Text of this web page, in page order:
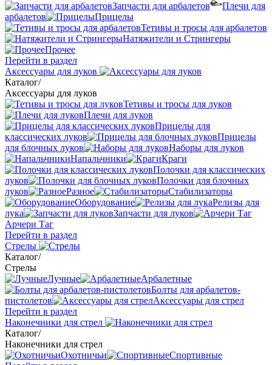
Запчасти для арбалетов
Плечи для
арбалетов
Прицелы
Тетивы и тросы для арбалетов
Натяжители и Стрингеры
Прочее
Перейти в раздел
Аксессуары для луков
Каталог/
Аксессуары для луков
Тетивы и тросы для луков
Плечи для луков
Прицелы для
классических луков
Прицелы
для блочных луков
Наборы для луков
Напальчники
Краги
Полочки для классических
луков
Полочки для блочных
луков
Разное
Стабилизаторы
Оборудование
Релизы для
лука
Запчасти для луков
Арчери Таг
Перейти в раздел
Стрелы
Каталог/
Стрелы
Лучные
Арбалетные
Болты для арбалетов-
пистолетов
Аксессуары для стрел
Перейти в раздел
Наконечники для стрел
Каталог/
Наконечники для стрел
Охотничьи
Спортивные